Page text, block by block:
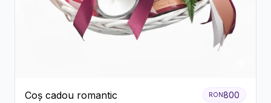
Coș cadou romantic RON800